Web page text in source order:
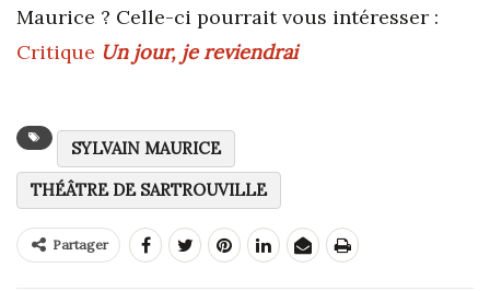
Maurice ? Celle-ci pourrait vous intéresser :
Critique Un jour, je reviendrai
SYLVAIN MAURICE
THÉÂTRE DE SARTROUVILLE
Partager